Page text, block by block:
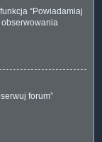
“Powiadamiaj
obserwowania
forum”